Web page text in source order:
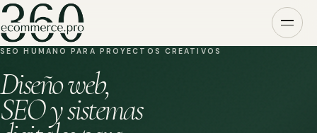
SEO HUMANO PARA PROYECTOS CREATIVOS
Diseño web,
SEO y sistemas